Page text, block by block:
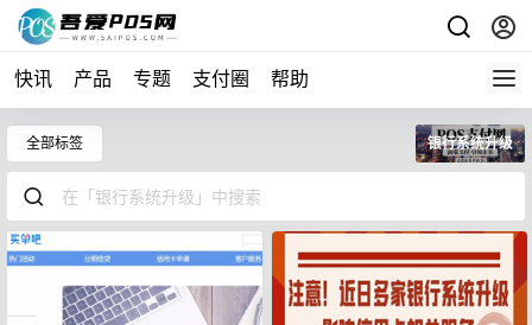
快讯 产品 专题 支付圈 帮助
全部标签 银行系统升级